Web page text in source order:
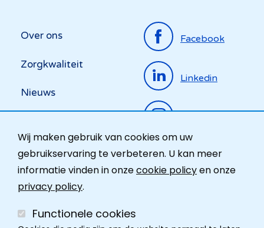
Wij maken gebruik van cookies om uw
gebruikservaring te verbeteren. U kan meer
informatie vinden in onzecookie policyen onze
privacy policy.
Functionele cookies
Top
menu
Over ons
Zorgkwaliteit
Nieuws
Ombudsdienst
Facebook
Linkedin
Instagram